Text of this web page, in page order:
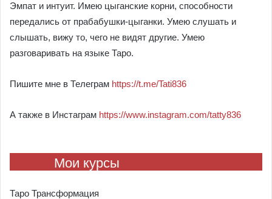
Эмпат и интуит. Имею цыганские корни, способности
передались от прабабушки-цыганки. Умею слушать и
слышать, вижу то, чего не видят другие. Умею
разговаривать на языке Таро.
Пишите мне в Телеграм https://t.me/Tati836
А также в Инстаграм https://www.instagram.com/tatty836
Мои курсы
Таро Трансформация